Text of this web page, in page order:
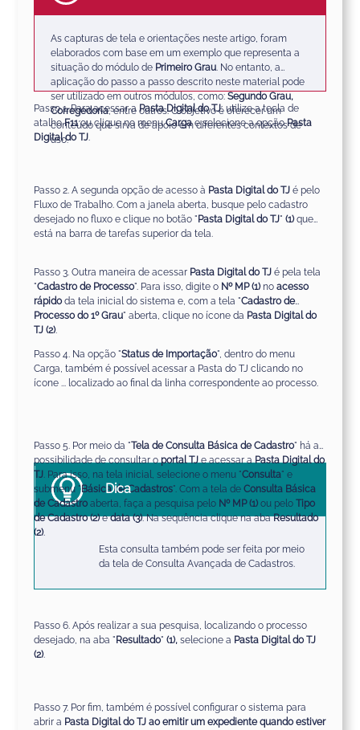
As capturas de tela e orientações neste artigo, foram
elaborados com base em um exemplo que representa a
situação do módulo de Primeiro Grau. No entanto, a
aplicação do passo a passo descrito neste material pode
ser utilizado em outros módulos, como:Segundo Grau,
Corregedoria, entre outros. O objetivo é oferecer um
conteúdo que sirva de apoio em diferentes contextos de
uso.
Passo 1. Para acessar aPasta Digital do TJ, utilize a tecla de
atalhoF11ou clique no menuCargae selecione a opçãoPasta
Digital do TJ.
Passo 2. A segunda opção de acesso à Pasta Digital do TJ é pelo
Fluxo de Trabalho. Com a janela aberta, busque pelo cadastro
desejado no fluxo e clique no botão " Pasta Digital do TJ"(1)que
está na barra de tarefas superior da tela.
Passo 3. Outra maneira de acessar Pasta Digital do TJ é pela tela
"Cadastro de Processo". Para isso, digite o Nº MP (1) noacesso
rápidoda tela inicial do sistema e, com a tela "Cadastro de
Processo do 1º Grau" aberta, clique no ícone da Pasta Digital do
TJ (2).
Passo 4. Na opção "Status de Importação", dentro do menu
Carga, também é possível acessar a Pasta do TJ clicando no
ícone ... localizado ao final da linha correspondente ao processo.
Passo 5. Por meio da "Tela de Consulta Básica de Cadastro" há a
possibilidade de consultar oportal TJe acessar aPasta Digital do
TJ. Para isso, na tela inicial, selecione o menu "Consulta" e
submenu "Básica de Cadastros". Com a tela deConsulta Básica
de Cadastro aberta, faça a pesquisa pelo Nº MP (1) ou peloTipo
de Cadastro (2)edata (3). Na sequência clique na abaResultado
(2).
Dica
Esta consulta também pode ser feita por meio
da tela de Consulta Avançada de Cadastros.
Passo 6. Após realizar a sua pesquisa, localizando o processo
desejado, na aba " Resultado"(1), selecione a Pasta Digital do TJ
(2).
Passo 7. Por fim, também é possível configurar o sistema para
abrir a Pasta Digital do TJ ao emitir um expediente quando estiver